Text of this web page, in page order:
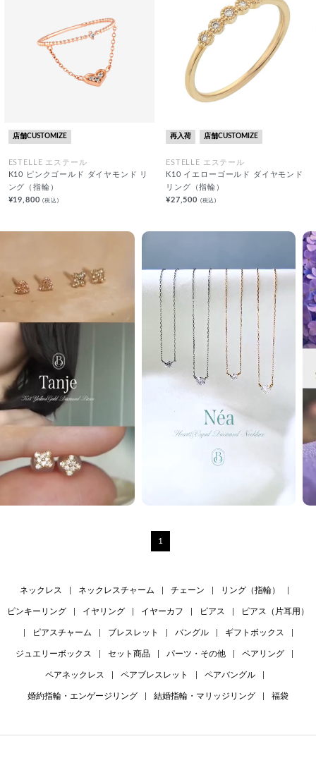
店舗CUSTOMIZE
ESTELLE エステール
K10 ピンクゴールド ダイヤモンド リ
ング（指輪）
¥19,800(税込)
再入荷 店舗CUSTOMIZE
ESTELLE エステール
K10 イエローゴールド ダイヤモンド
リング（指輪）
¥27,500 (税込)
1
ネックレス ネックレスチャーム チェーン リング（指輪）
ピンキーリング イヤリング イヤーカフ ピアス ピアス（片耳用）
ピアスチャーム ブレスレット バングル ギフトボックス
ジュエリーボックス セット商品 パーツ・その他 ペアリング
ペアネックレス ペアブレスレット ペアバングル
婚約指輪・エンゲージリング 結婚指輪・マリッジリング 福袋